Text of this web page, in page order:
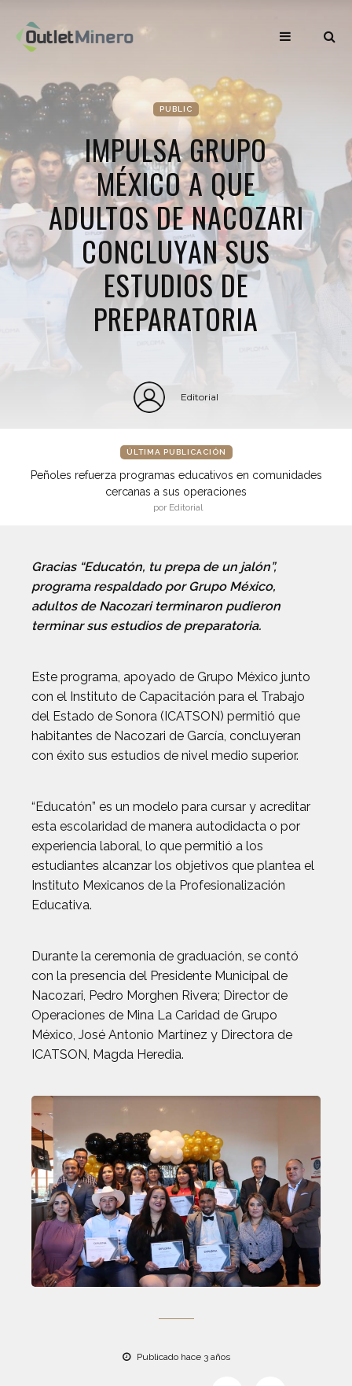
PUBLIC
IMPULSA GRUPO
MÉXICO A QUE
ADULTOS DE NACOZARI
CONCLUYAN SUS
ESTUDIOS DE
PREPARATORIA
Editorial
ÚLTIMA PUBLICACIÓN
Peñoles refuerza programas educativos en comunidades
cercanas a sus operaciones
por Editorial
Gracias “Educatón, tu prepa de un jalón”,
programa respaldado por Grupo México,
adultos de Nacozari terminaron pudieron
terminar sus estudios de preparatoria.
Este programa, apoyado de Grupo México junto
con el Instituto de Capacitación para el Trabajo
del Estado de Sonora (ICATSON) permitió que
habitantes de Nacozari de García, concluyeran
con éxito sus estudios de nivel medio superior.
“Educatón” es un modelo para cursar y acreditar
esta escolaridad de manera autodidacta o por
experiencia laboral, lo que permitió a los
estudiantes alcanzar los objetivos que plantea el
Instituto Mexicanos de la Profesionalización
Educativa.
Durante la ceremonia de graduación, se contó
con la presencia del Presidente Municipal de
Nacozari, Pedro Morghen Rivera; Director de
Operaciones de Mina La Caridad de Grupo
México, José Antonio Martínez y Directora de
ICATSON, Magda Heredia.
Publicado hace 3 años